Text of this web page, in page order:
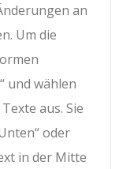
an
Um die
und wählen
aus. Sie
oder
in der Mitte